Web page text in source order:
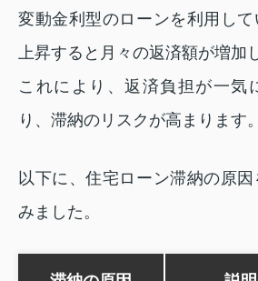
変動金利型のローンを利用し
上昇すると月々の返済額が増加
これにより、返済負担が一気
り、滞納のリスクが高まります。
以下に、住宅ローン滞納の原
みました。